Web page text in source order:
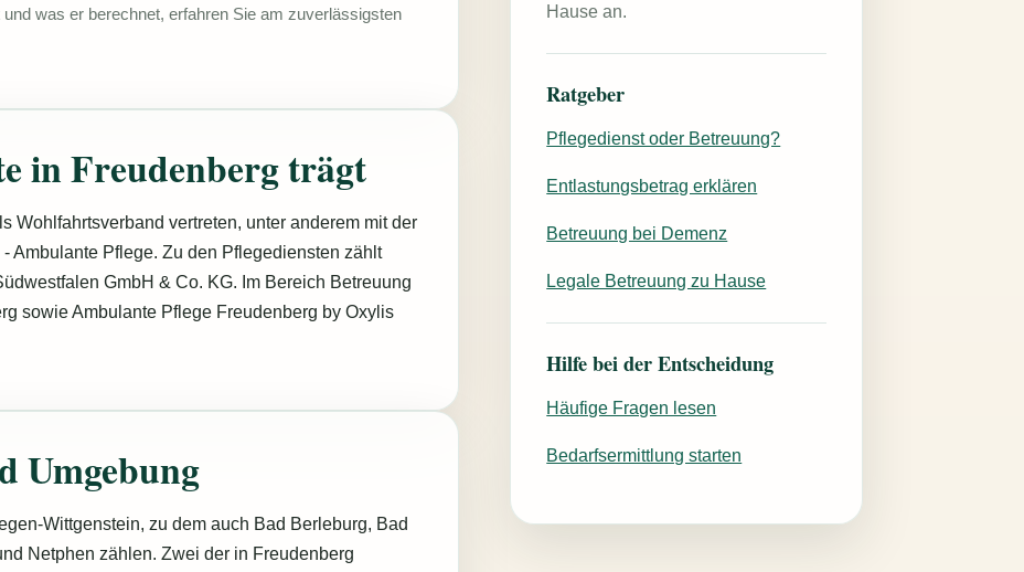
was er berechnet, erfahren Sie am zuverlässigsten
in Freudenberg trägt
Wohlfahrtsverband vertreten, unter anderem mit der
Ambulante Pflege. Zu den Pflegediensten zählt
GmbH & Co. KG. Im Bereich Betreuung
sowie Ambulante Pflege Freudenberg by Oxylis
Umgebung
Wittgenstein, zu dem auch Bad Berleburg, Bad
Netphen zählen. Zwei der in Freudenberg
Hause an.
Ratgeber
Pflegedienst oder Betreuung?
Entlastungsbetrag erklären
Betreuung bei Demenz
Legale Betreuung zu Hause
Hilfe bei der Entscheidung
Häufige Fragen lesen
Bedarfsermittlung starten